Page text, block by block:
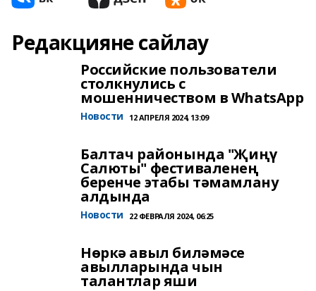
Редакцияне сайлау
Российские пользователи
столкнулись с
мошенничеством в WhatsApp
Новости 12 АПРЕЛЯ 2024, 13:09
Балтач районында "Җиңү
Салюты" фестиваленең
беренче этабы тәмамлану
алдында
Новости 22 ФЕВРАЛЯ 2024, 06:25
Нөркә авыл биләмәсе
авылларында чын
талантлар яши